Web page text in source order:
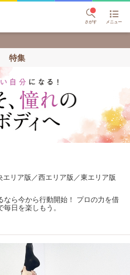
さがす メニュー
特集
リア版／西エリア版／東エリア版
なら今から行動開始！ プロの力を借
日を楽しもう。